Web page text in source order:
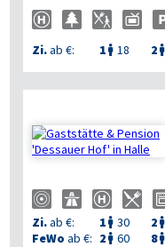
Zi.ab €: 1  18 2 
Zi.ab €: 1  30 2 
FeWo ab €: 2  60 8